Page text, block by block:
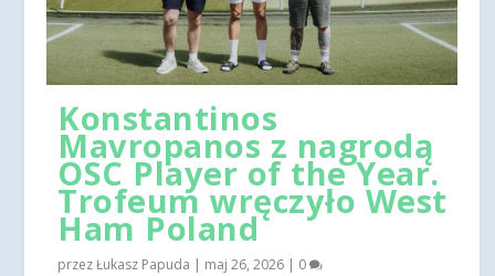
Konstantinos
Mavropanos z nagrodą
OSC Player of the Year.
Trofeum wręczyło West
Ham Poland
przezŁukasz Papuda | maj 26, 2026 | 0